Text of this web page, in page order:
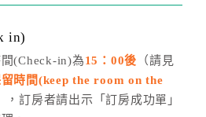
，皆為次日計算及辦理。
晚上6:00
in)
(Check-in)為15：00後 （請見
時間(keep the room on the
，訂房者請出示「訂房成功單」